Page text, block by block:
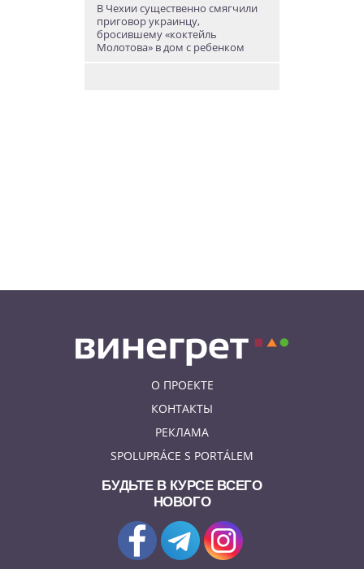
В Чехии существенно смягчили
приговор украинцу,
бросившему «коктейль
Молотова» в дом с ребенком
О ПРОЕКТЕ
КОНТАКТЫ
РЕКЛАМА
SPOLUPRÁCE S PORTÁLEM
БУДЬТЕ В КУРСЕ ВСЕГО
НОВОГО